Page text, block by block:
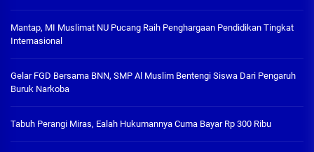
Mantap, MI Muslimat NU Pucang Raih Penghargaan Pendidikan Tingkat
Internasional
Gelar FGD Bersama BNN, SMP Al Muslim Bentengi Siswa Dari Pengaruh
Buruk Narkoba
Tabuh Perangi Miras, Ealah Hukumannya Cuma Bayar Rp 300 Ribu